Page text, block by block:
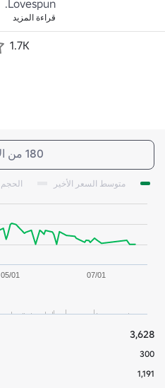
Lovespun.
قراءة المزيد
1.7K
180 من الأيام
متوسط السعر الأخير الحجم
05/01 07/01
3,628
300
1,191